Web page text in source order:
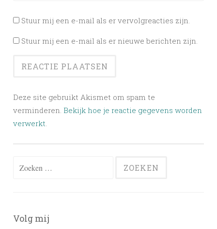
Stuur mij een e-mail als er vervolgreacties zijn.
Stuur mij een e-mail als er nieuwe berichten zijn.
Deze site gebruikt Akismet om spam te
verminderen. Bekijk hoe je reactie gegevens worden
verwerkt.
Zoeken
Volg mij